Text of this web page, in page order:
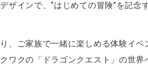
ザインで、“はじめての冒険”を記念
、ご家族で一緒に楽しめる体験イベ
ワクの「ドラゴンクエスト」の世